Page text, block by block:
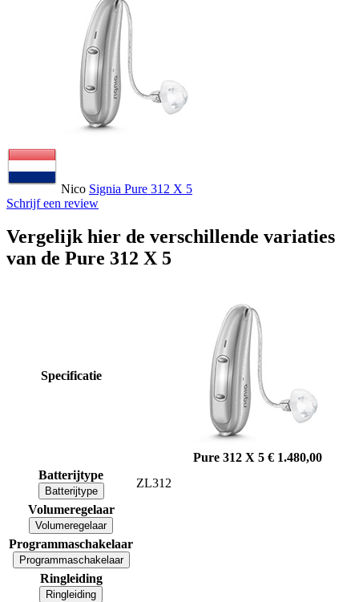
Nico Signia Pure 312 X 5
Schrijf een review
Vergelijk hier de verschillende variaties
van de Pure 312 X 5
Specificatie
Pure 312 X 5 € 1.480,00
Batterijtype
Batterijtype
ZL312
Volumeregelaar
Volumeregelaar
Programmaschakelaar
Programmaschakelaar
Ringleiding
Ringleiding